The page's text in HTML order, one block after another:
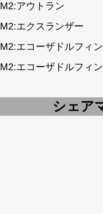
M2:アウトラン
M2:エクスランザー
M2:エコーザドルフィン
M2:エコーザドルフィ
シェア